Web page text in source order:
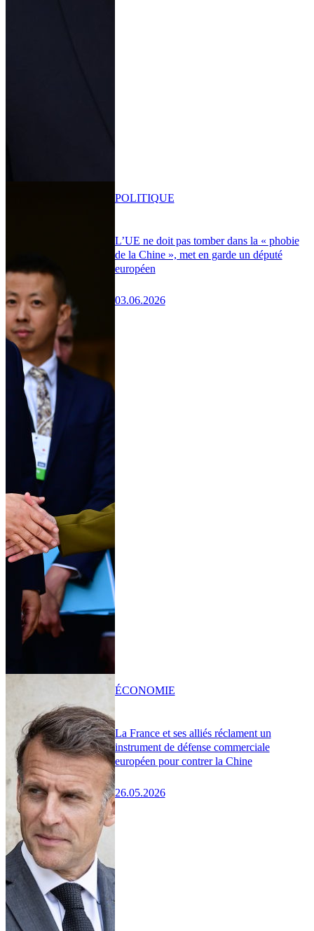
L’UE ne doit pas tomber dans la « phobie
de la Chine », met en garde un député
européen
03.06.2026
POLITIQUE
La France et ses alliés réclament un
instrument de défense commerciale
européen pour contrer la Chine
26.05.2026
ÉCONOMIE